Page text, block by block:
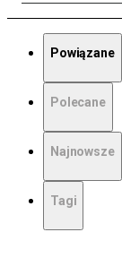
Powiązane
Polecane
Najnowsze
Tagi